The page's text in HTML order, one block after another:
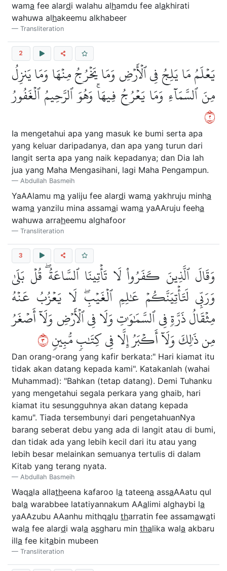
wama fee alardi walahu alhamdu fee alakhirati
wahuwa alhakeemu alkhabeer
Transliteration
2
يَعۡلَمُ مَا يَلِجُ فِي ٱلۡأَرۡضِ وَمَا يَخۡرُجُ مِنۡهَا وَمَا يَنزِلُ
مِنَ ٱلسَّمَآءِ وَمَا يَعۡرُجُ فِيهَاۚ وَهُوَ ٱلرَّحِيمُ ٱلۡغَفُورُ
٢
Ia mengetahui apa yang masuk ke bumi serta apa
yang keluar daripadanya, dan apa yang turun dari
langit serta apa yang naik kepadanya; dan Dia lah
jua yang Maha Mengasihani, lagi Maha Pengampun.
Abdullah Basmeih
YaAAlamu ma yaliju fee alardi wama yakhruju minha
wama yanzilu mina assamai wama yaAAruju feeha
wahuwa arraheemu alghafoor
Transliteration
3
وَقَالَ ٱلَّذِينَ كَفَرُواْ لَا تَأۡتِينَا ٱلسَّاعَةُۖ قُلۡ بَلَىٰ
وَرَبِّي لَتَأۡتِيَنَّكُمۡ عَٰلِمِ ٱلۡغَيۡبِۖ لَا يَعۡزُبُ عَنۡهُ
مِثۡقَالُ ذَرَّةٖ فِي ٱلسَّمَٰوَٰتِ وَلَا فِي ٱلۡأَرۡضِ وَلَآ أَصۡغَرُ
مِن ذَٰلِكَ وَلَآ أَكۡبَرُ إِلَّا فِي كِتَٰبٖ مُّبِينٖ٣
Dan orang-orang yang kafir berkata:" Hari kiamat itu
tidak akan datang kepada kami". Katakanlah (wahai
Muhammad): "Bahkan (tetap datang). Demi Tuhanku
yang mengetahui segala perkara yang ghaib, hari
kiamat itu sesungguhnya akan datang kepada
kamu". Tiada tersembunyi dari pengetahuanNya
barang seberat debu yang ada di langit atau di bumi,
dan tidak ada yang lebih kecil dari itu atau yang
lebih besar melainkan semuanya tertulis di dalam
Kitab yang terang nyata.
Abdullah Basmeih
Waqala allatheena kafaroo la tateena assaAAatu qul
bala warabbee latatiyannakum AAalimi alghaybi la
yaAAzubu AAanhu mithqalu tharratin fee assamawati
wala fee alardi wala asgharu min thalika wala akbaru
illa fee kitabin mubeen
Transliteration